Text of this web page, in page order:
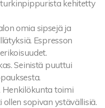
kehitetty
omia sipsejä ja
Espresson
Seinistä puuttui
Henkilökunta toimi
sopivan ystävällisiä.